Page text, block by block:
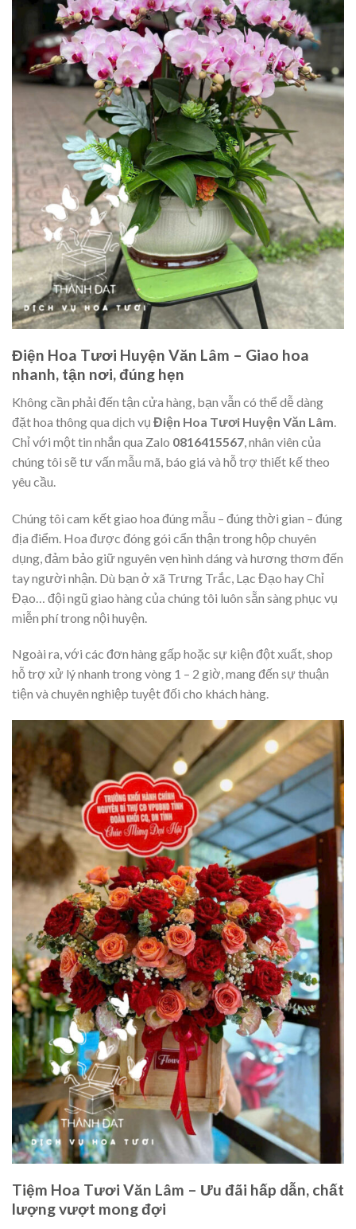
Điện Hoa Tươi Huyện Văn Lâm – Giao hoa
nhanh, tận nơi, đúng hẹn
Không cần phải đến tận cửa hàng, bạn vẫn có thể dễ dàng
đặt hoa thông qua dịch vụ Điện Hoa Tươi Huyện Văn Lâm
Chỉ với một tin nhắn qua Zalo 0816415567 , nhân viên của
chúng tôi sẽ tư vấn mẫu mã, báo giá và hỗ trợ thiết kế theo
yêu cầu.
Chúng tôi cam kết giao hoa đúng mẫu – đúng thời gian – đúng
địa điểm. Hoa được đóng gói cẩn thận trong hộp chuyên
dụng, đảm bảo giữ nguyên vẹn hình dáng và hương thơm đến
tay người nhận. Dù bạn ở xã Trưng Trắc, Lạc Đạo hay Chỉ
Đạo… đội ngũ giao hàng của chúng tôi luôn sẵn sàng phục vụ
miễn phí trong nội huyện.
Ngoài ra, với các đơn hàng gấp hoặc sự kiện đột xuất, shop
hỗ trợ xử lý nhanh trong vòng 1 – 2 giờ, mang đến sự thuận
tiện và chuyên nghiệp tuyệt đối cho khách hàng.
Tiệm Hoa Tươi Văn Lâm – Ưu đãi hấp dẫn, chất
lượng vượt mong đợi